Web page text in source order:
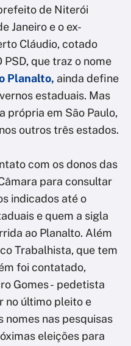
de Niterói
Janeiro e o ex-
Cláudio, cotado
que traz o nome
Planalto, ainda define
estaduais. Mas
própria em São Paulo,
outros três estados.
com os donos das
para consultar
indicados até o
e quem a sigla
ao Planalto. Além
Trabalhista, que tem
foi contatado,
Gomes - pedetista
no último pleito e
nomes nas pesquisas
eleições para